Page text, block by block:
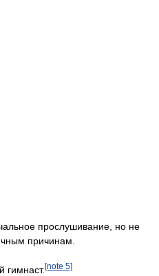
прослушивание, но не
причинам.
гимнаст.[note 5]